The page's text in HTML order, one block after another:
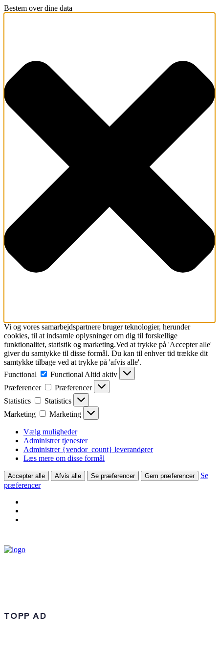
Bestem over dine data
Vi og vores samarbejdspartnere bruger teknologier, herunder
cookies, til at indsamle oplysninger om dig til forskellige
funktionalitet, statistik og marketing.Ved at trykke på 'Accepter alle'
giver du samtykke til disse formål. Du kan til enhver tid trække dit
samtykke tilbage ved at trykke på 'afvis alle'.
Functional
Functional Altid aktiv
Præferencer
Præferencer
Statistics
Statistics
Marketing
Marketing
Vælg muligheder
Administrer tjenester
Administrer {vendor_count} leverandører
Læs mere om disse formål
Accepter alle Afvis alle Se præferencer Gem præferencer
Se
præferencer
TOPP AD